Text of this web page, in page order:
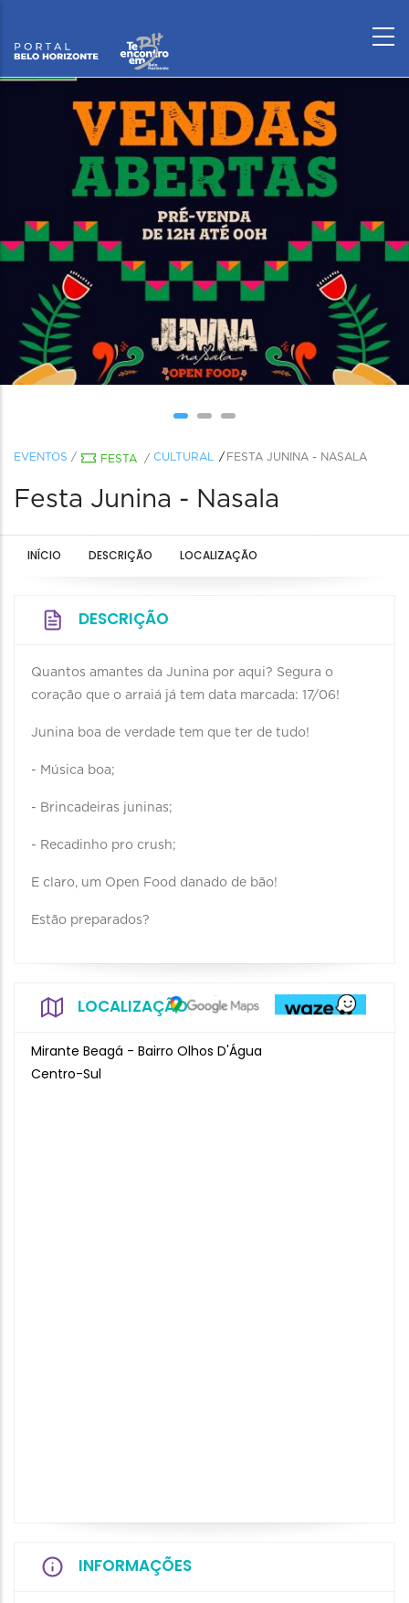
EVENTOS / FESTA / CULTURAL FESTA JUNINA - NASALA
Festa Junina - Nasala
INÍCIO DESCRIÇÃO LOCALIZAÇÃO
DESCRIÇÃO
Quantos amantes da Junina por aqui? Segura o
coração que o arraiá já tem data marcada: 17/06!
Junina boa de verdade tem que ter de tudo!
- Música boa;
- Brincadeiras juninas;
- Recadinho pro crush;
E claro, um Open Food danado de bão!
Estão preparados?
LOCALIZAÇÃO
Mirante Beagá - Bairro Olhos D'Água
Centro-Sul
INFORMAÇÕES